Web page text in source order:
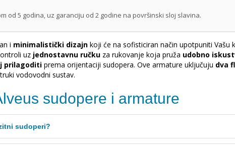
od 5 godina, uz garanciju od 2 godine na površinski sloj slavina.
i minimalistički dizajn koji će na sofisticiran način upotpuniti Vašu
uz jednostavnu ručku za rukovanje koja pruža udobno
prilagoditi prema orijentaciji sudopera. Ove armature uključuju dva
vodovodni sustav.
sudopere i armature
sudoperi?